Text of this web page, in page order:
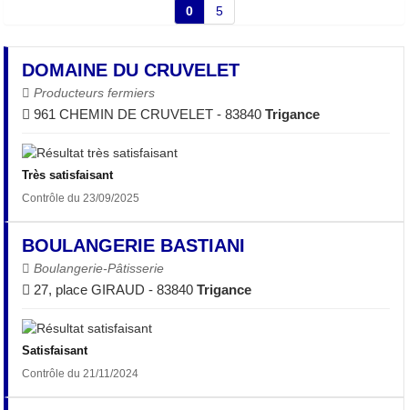
0 5
DOMAINE DU CRUVELET
Producteurs fermiers
961 CHEMIN DE CRUVELET - 83840Trigance
Très satisfaisant
Contrôle du 23/09/2025
BOULANGERIE BASTIANI
Boulangerie-Pâtisserie
27, place GIRAUD - 83840Trigance
Satisfaisant
Contrôle du 21/11/2024